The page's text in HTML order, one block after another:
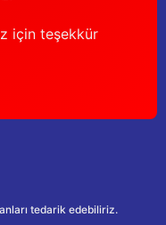
için teşekkür
tedarik edebiliriz.